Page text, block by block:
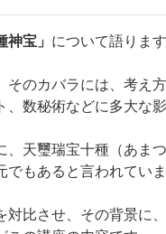
神宝」 について語ります
のカバラには、考え
数秘術などに多大な
、天璽瑞宝十種（あま
もあると言われていま
比させ、その背景に